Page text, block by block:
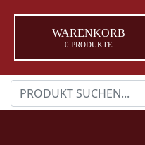
WARENKORB
0 PRODUKTE